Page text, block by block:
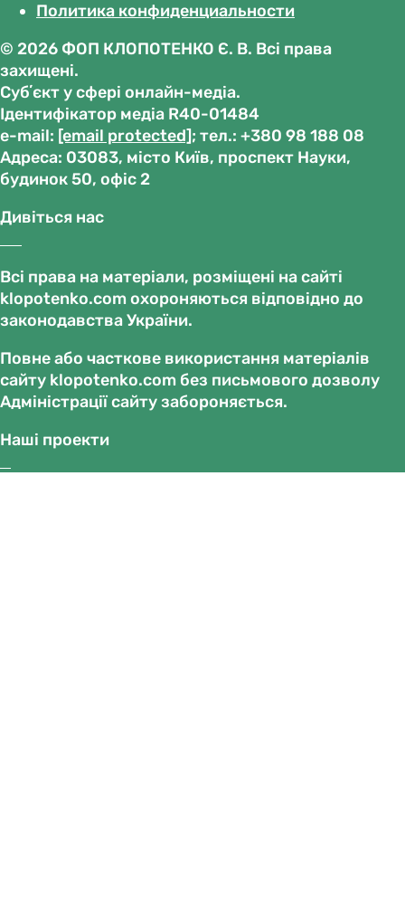
Политика конфиденциальности
© 2026 ФОП КЛОПОТЕНКО Є. В. Всі права
захищені.
Субʼєкт у сфері онлайн-медіа.
Ідентифікатор медіа R40-01484
е-mail: [email protected]; тел.: +380 98 188 08
Адреса: 03083, місто Київ, проспект Науки,
будинок 50, офіс 2
Дивіться нас
Всі права на матеріали, розміщені на сайті
klopotenko.com охороняються відповідно до
законодавства України.
Повне або часткове використання матеріалів
сайту klopotenko.com без письмового дозволу
Адміністрації сайту забороняється.
Наші проекти